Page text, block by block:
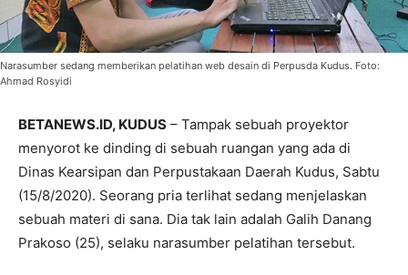
Narasumber sedang memberikan pelatihan web desain di Perpusda Kudus. Foto:
Ahmad Rosyidi
BETANEWS.ID, KUDUS – Tampak sebuah proyektor
menyorot ke dinding di sebuah ruangan yang ada di
Dinas Kearsipan dan Perpustakaan Daerah Kudus, Sabtu
(15/8/2020). Seorang pria terlihat sedang menjelaskan
sebuah materi di sana. Dia tak lain adalah Galih Danang
Prakoso (25), selaku narasumber pelatihan tersebut.